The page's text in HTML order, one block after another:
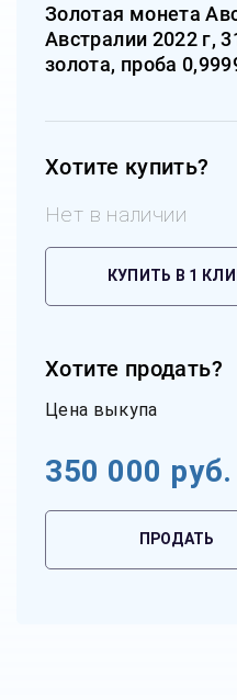
Золотая монета
Австралии 2022 г,
золота, проба
Хотите купить?
Нет в наличии
КУПИТЬ В 1
Хотите продать?
Цена выкупа
350 000 руб.
ПРОДАТЬ